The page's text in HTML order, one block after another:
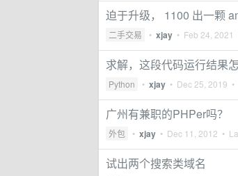
迫于升级， 1100 出一颗
二手交易 • xjay • Feb 24, 2021
求解，这段代码运行结果
Python • xjay • Dec 25, 2019
广州有兼职的PHPer吗？
外包 • xjay • Dec 11, 2012 •
试出两个搜索类域名